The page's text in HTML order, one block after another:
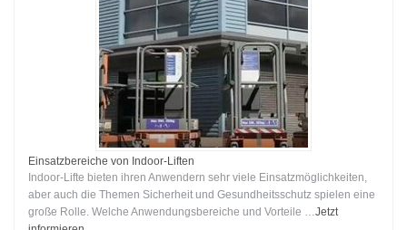
Einsatzbereiche von Indoor-Liften
Indoor-Lifte bieten ihren Anwendern sehr viele Einsatzmöglichkeiten,
aber auch die Themen Sicherheit und Gesundheitsschutz spielen eine
große Rolle. Welche Anwendungsbereiche und Vorteile …Jetzt